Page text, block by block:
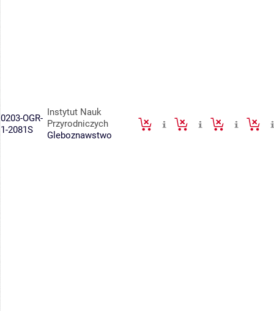
0203-OGR-
1-2081S
Instytut Nauk
Przyrodniczych
Gleboznawstwo